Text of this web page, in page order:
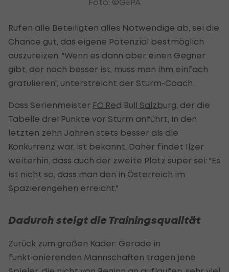
Rufen alle Beteiligten alles Notwendige ab, sei die
Chance gut, das eigene Potenzial bestmöglich
auszureizen. "Wenn es dann aber einen Gegner
gibt, der noch besser ist, muss man ihm einfach
gratulieren", unterstreicht der Sturm-Coach.
Dass Serienmeister FC Red Bull Salzburg , der die
Tabelle drei Punkte vor Sturm anführt, in den
letzten zehn Jahren stets besser als die
Konkurrenz war, ist bekannt. Daher findet Ilzer
weiterhin, dass auch der zweite Platz super sei: "Es
ist nicht so, dass man den in Österreich im
Spazierengehen erreicht."
Dadurch steigt die Trainingsqualität
Zurück zum großen Kader: Gerade in
funktionierenden Mannschaften tragen jene